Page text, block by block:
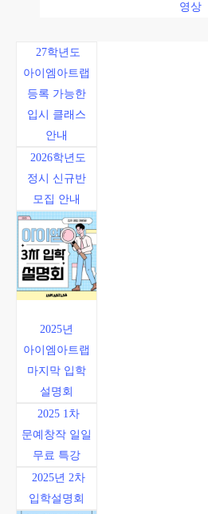
영상
27학년도
아이엠아트랩
등록 가능한
입시 클래스
안내
2026학년도
정시 신규반
모집 안내
2025년
아이엠아트랩
마지막 입학
설명회
2025 1차
문예창작 일일
무료 특강
2025년 2차
입학설명회